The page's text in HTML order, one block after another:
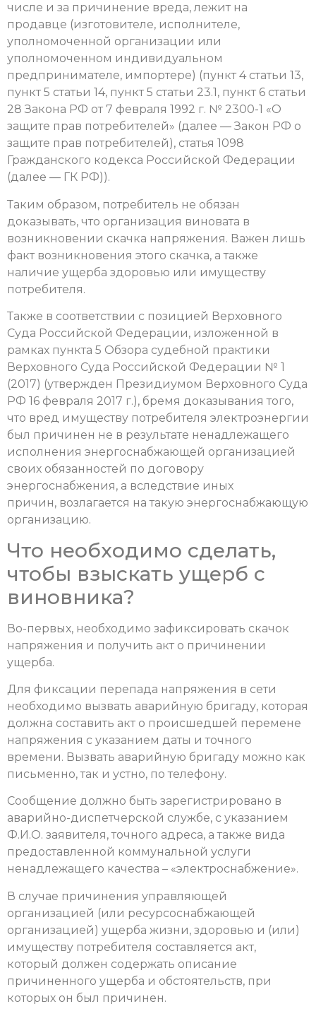
числе и за причинение вреда, лежит на
продавце (изготовителе, исполнителе,
уполномоченной организации или
уполномоченном индивидуальном
предпринимателе, импортере) (пункт 4 статьи 13,
пункт 5 статьи 14, пункт 5 статьи 23.1, пункт 6 статьи
28 Закона РФ от 7 февраля 1992 г. № 2300-1 «О
защите прав потребителей» (далее — Закон РФ о
защите прав потребителей), статья 1098
Гражданского кодекса Российской Федерации
(далее — ГК РФ)).
Таким образом, потребитель не обязан
доказывать, что организация виновата в
возникновении скачка напряжения. Важен лишь
факт возникновения этого скачка, а также
наличие ущерба здоровью или имуществу
потребителя.
Также в соответствии с позицией Верховного
Суда Российской Федерации, изложенной в
рамках пункта 5 Обзора судебной практики
Верховного Суда Российской Федерации № 1
(2017) (утвержден Президиумом Верховного Суда
РФ 16 февраля 2017 г.), бремя доказывания того,
что вред имуществу потребителя электроэнергии
был причинен не в результате ненадлежащего
исполнения энергоснабжающей организацией
своих обязанностей по договору
энергоснабжения, а вследствие иных
причин, возлагается на такую энергоснабжающую
организацию.
Что необходимо сделать,
чтобы взыскать ущерб с
виновника?
Во-первых, необходимо зафиксировать скачок
напряжения и получить акт о причинении
ущерба.
Для фиксации перепада напряжения в сети
необходимо вызвать аварийную бригаду, которая
должна составить акт о происшедшей перемене
напряжения с указанием даты и точного
времени. Вызвать аварийную бригаду можно как
письменно, так и устно, по телефону.
Сообщение должно быть зарегистрировано в
аварийно-диспетчерской службе, с указанием
Ф.И.О. заявителя, точного адреса, а также вида
предоставленной коммунальной услуги
ненадлежащего качества – «электроснабжение».
В случае причинения управляющей
организацией (или ресурсоснабжающей
организацией) ущерба жизни, здоровью и (или)
имуществу потребителя составляется акт,
который должен содержать описание
причиненного ущерба и обстоятельств, при
которых он был причинен.